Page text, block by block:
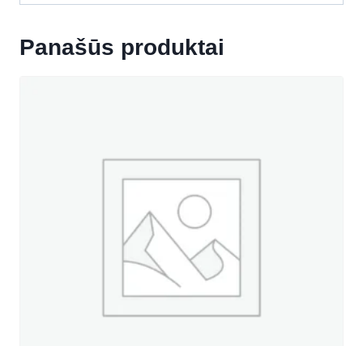
Panašūs produktai